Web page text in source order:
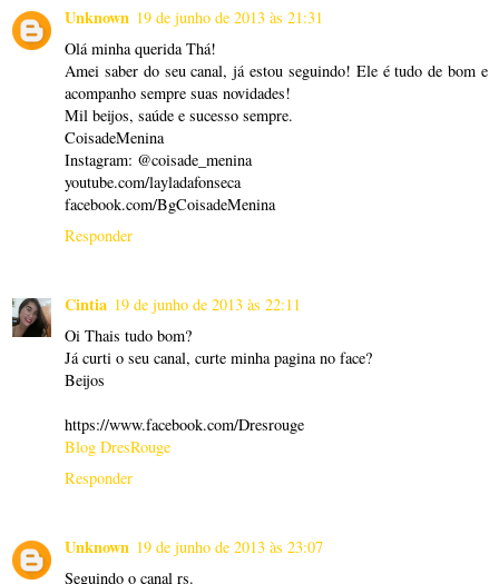
Unknown 19 de junho de 2013 às 21:31
Olá minha querida Thá!
Amei saber do seu canal, já estou seguindo! Ele é tudo de bom e
acompanho sempre suas novidades!
Mil beijos, saúde e sucesso sempre.
CoisadeMenina
Instagram: @coisade_menina
youtube.com/layladafonseca
facebook.com/BgCoisadeMenina
Responder
Cintia 19 de junho de 2013 às 22:11
Oi Thais tudo bom?
Já curti o seu canal, curte minha pagina no face?
Beijos
https://www.facebook.com/Dresrouge
Blog DresRouge
Responder
Unknown 19 de junho de 2013 às 23:07
Seguindo o canal rs.